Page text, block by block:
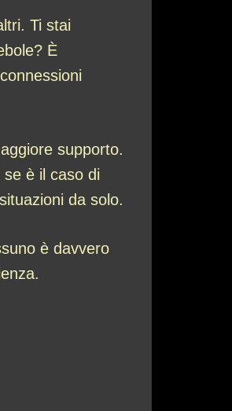
Ti stai
È
supporto.
è il caso di
da solo.
è davvero